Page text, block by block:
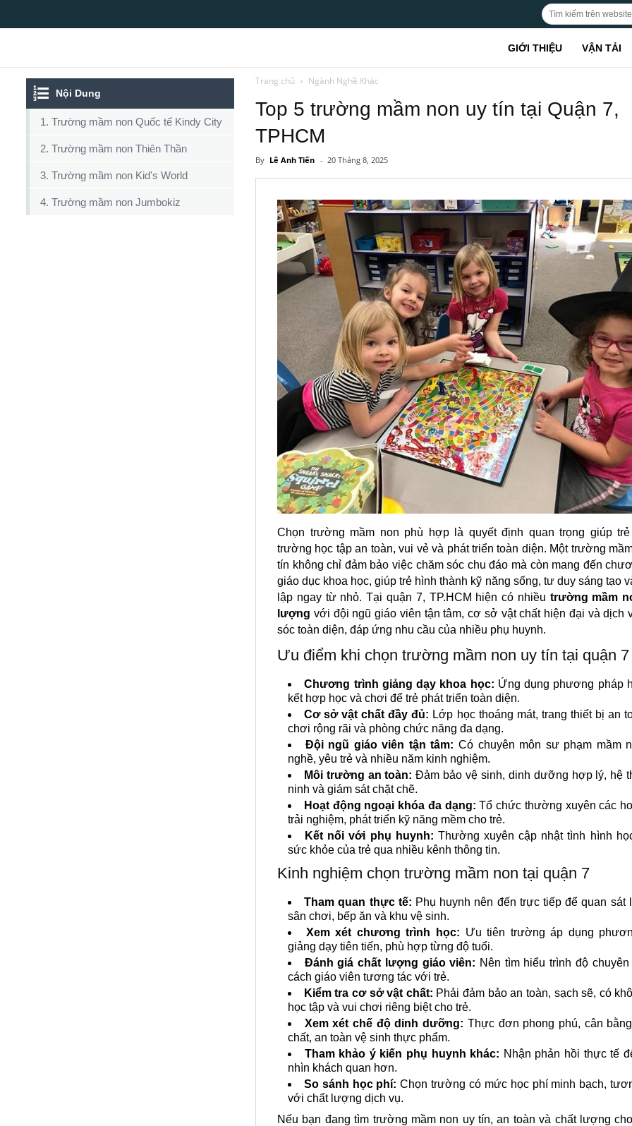
GIỚI THIỆU VẬN TẢI
Nội Dung
1. Trường mầm non Quốc tế Kindy City
2. Trường mầm non Thiên Thần
3. Trường mầm non Kid's World
4. Trường mầm non Jumbokiz
Trang chủ Ngành Nghề Khác
Top 5 trường mầm non uy tín tại Quận 7,
TPHCM
By Lê Anh Tiến - 20 Tháng 8, 2025
Chọn trường mầm non phù hợp là quyết định quan trọng giúp
trường học tập an toàn, vui vẻ và phát triển toàn diện. Một trường
tín không chỉ đảm bảo việc chăm sóc chu đáo mà còn mang đến
giáo dục khoa học, giúp trẻ hình thành kỹ năng sống, tư duy sáng tạo
lập ngay từ nhỏ. Tại quận 7, TP.HCM hiện có nhiều trường mầm
lượng với đội ngũ giáo viên tận tâm, cơ sở vật chất hiện đại và dịch
sóc toàn diện, đáp ứng nhu cầu của nhiều phụ huynh.
Ưu điểm khi chọn trường mầm non uy tín tại quận 7
Chương trình giảng dạy khoa học: Ứng dụng phương pháp
kết hợp học và chơi để trẻ phát triển toàn diện.
Cơ sở vật chất đầy đủ: Lớp học thoáng mát, trang thiết bị an
chơi rộng rãi và phòng chức năng đa dạng.
Đội ngũ giáo viên tận tâm: Có chuyên môn sư phạm mầm
nghề, yêu trẻ và nhiều năm kinh nghiệm.
Môi trường an toàn: Đảm bảo vệ sinh, dinh dưỡng hợp lý, hệ
ninh và giám sát chặt chẽ.
Hoạt động ngoại khóa đa dạng: Tổ chức thường xuyên các
trải nghiệm, phát triển kỹ năng mềm cho trẻ.
Kết nối với phụ huynh: Thường xuyên cập nhật tình hình
sức khỏe của trẻ qua nhiều kênh thông tin.
Kinh nghiệm chọn trường mầm non tại quận 7
Tham quan thực tế: Phụ huynh nên đến trực tiếp để quan sát
sân chơi, bếp ăn và khu vệ sinh.
Xem xét chương trình học: Ưu tiên trường áp dụng
giảng dạy tiên tiến, phù hợp từng độ tuổi.
Đánh giá chất lượng giáo viên: Nên tìm hiểu trình độ chuyên
cách giáo viên tương tác với trẻ.
Kiểm tra cơ sở vật chất: Phải đảm bảo an toàn, sạch sẽ, có
học tập và vui chơi riêng biệt cho trẻ.
Xem xét chế độ dinh dưỡng: Thực đơn phong phú, cân
chất, an toàn vệ sinh thực phẩm.
Tham khảo ý kiến phụ huynh khác: Nhận phản hồi thực tế
nhìn khách quan hơn.
So sánh học phí: Chọn trường có mức học phí minh bạch,
với chất lượng dịch vụ.
Nếu bạn đang tìm trường mầm non uy tín, an toàn và chất lượng